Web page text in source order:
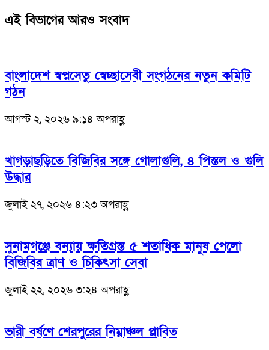
এই বিভাগের আরও সংবাদ
বাংলাদেশ স্বপ্নসেতু স্বেচ্ছাসেবী সংগঠনের নতুন কমিটি
গঠন
আগস্ট ২, ২০২৬ ৯:১৪ অপরাহ্ণ
খাগড়াছড়িতে বিজিবির সঙ্গে গোলাগুলি, ৪ পিস্তল ও গুলি
উদ্ধার
জুলাই ২৭, ২০২৬ ৪:২৩ অপরাহ্ণ
সুনামগঞ্জে বন্যায় ক্ষতিগ্রস্ত ৫ শতাধিক মানুষ পেলো
বিজিবির ত্রাণ ও চিকিৎসা সেবা
জুলাই ২২, ২০২৬ ৩:২৪ অপরাহ্ণ
ভারী বর্ষণে শেরপুরের নিম্নাঞ্চল প্লাবিত